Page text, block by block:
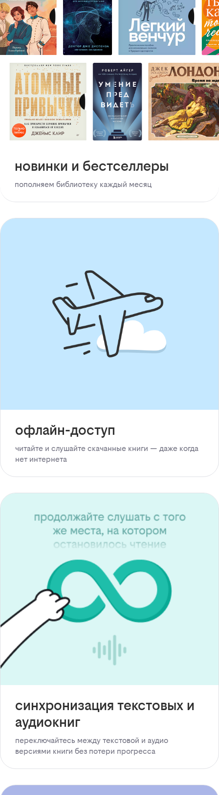
новинки и бестселлеры
пополняем библиотеку каждый месяц
офлайн-доступ
читайте и слушайте скачанные книги — даже когда
нет интернета
синхронизация текстовых и
аудиокниг
переключайтесь между текстовой и аудио
версиями книги без потери прогресса